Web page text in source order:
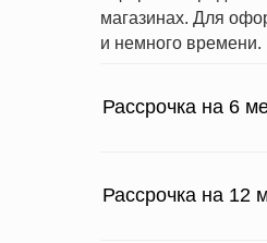
Рассрочка на 12
Рассрочка на 6
магазинах. Для
и немного времени.